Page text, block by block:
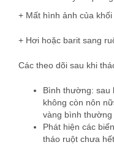
+ Mất hình ảnh của khối
+ Hơi hoặc barit sang
Các theo dõi sau khi
Bình thường: sau
không còn nôn
vàng bình thường
Phát hiện các
tháo ruột chưa